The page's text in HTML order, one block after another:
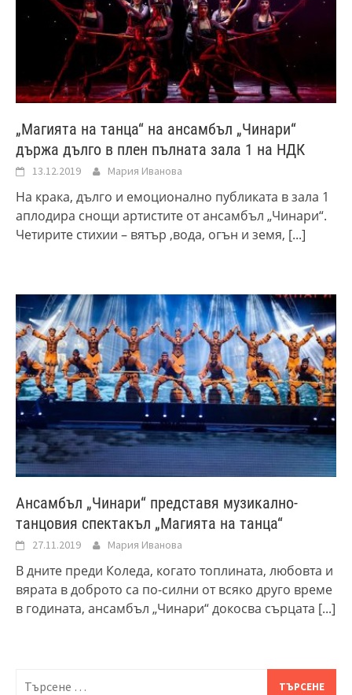
„Магията на танца“ на ансамбъл „Чинари“
държа дълго в плен пълната зала 1 на НДК
13.12.2019 Мария Иванова
На крака, дълго и емоционално публиката в зала 1
аплодира снощи артистите от ансамбъл „Чинари“.
Четирите стихии – вятър ,вода, огън и земя, [...]
Ансамбъл „Чинари“ представя музикално-
танцовия спектакъл „Магията на танца“
27.11.2019 Мария Иванова
В дните преди Коледа, когато топлината, любовта и
вярата в доброто са по-силни от всяко друго време
в годината, ансамбъл „Чинари“ докосва сърцата [...]
Търсене